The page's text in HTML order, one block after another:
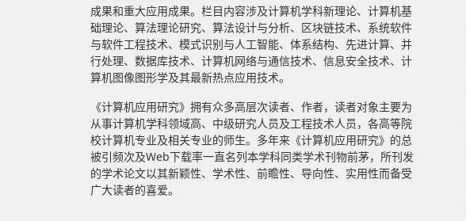
成果和重大应用成果。栏目内容涉及计算机学科新理论、计算机基
础理论、算法理论研究、算法设计与分析、区块链技术、系统软件
与软件工程技术、模式识别与人工智能、体系结构、先进计算、并
行处理、数据库技术、计算机网络与通信技术、信息安全技术、计
算机图像图形学及其最新热点应用技术。
《计算机应用研究》拥有众多高层次读者、作者，读者对象主要为
从事计算机学科领域高、中级研究人员及工程技术人员，各高等院
校计算机专业及相关专业的师生。多年来《计算机应用研究》的总
被引频次及Web下载率一直名列本学科同类学术刊物前茅，所刊发
的学术论文以其新颖性、学术性、前瞻性、导向性、实用性而备受
广大读者的喜爱。